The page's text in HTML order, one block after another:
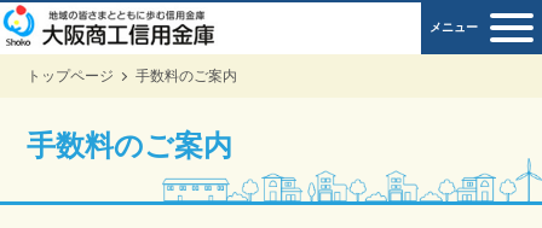
メニュー
トップページ 手数料のご案内
手数料のご案内